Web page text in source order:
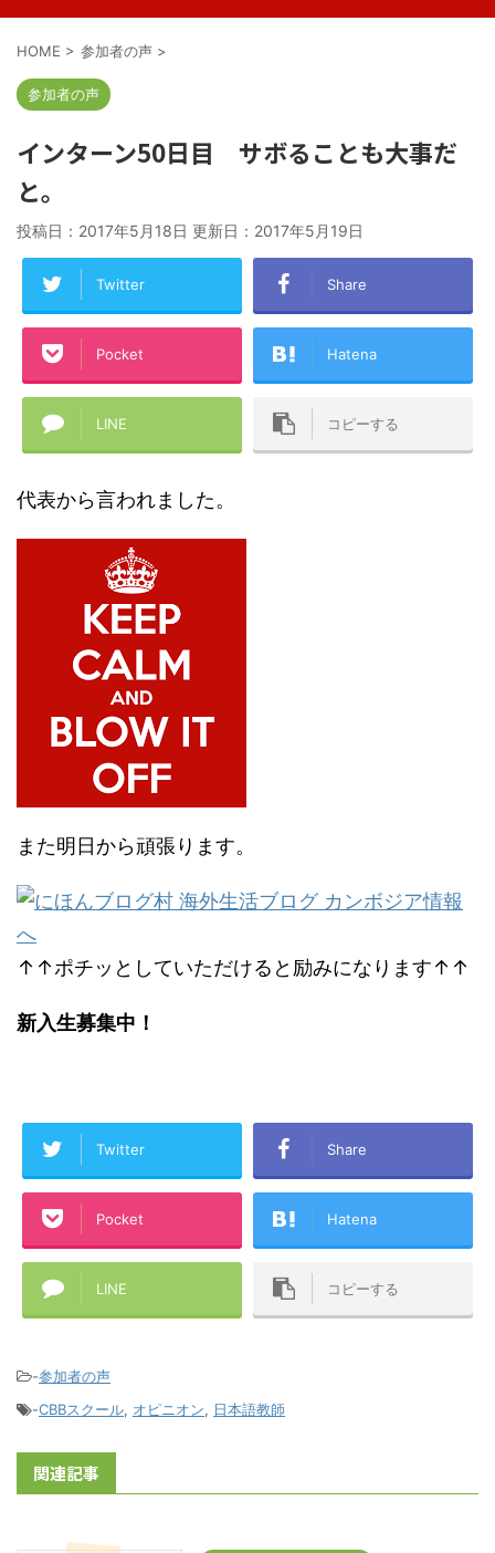
HOME > 参加者の声 >
参加者の声
インターン50日目 サボることも大事だ
と。
投稿日：2017年5月18日 更新日： 2017年5月19日
Twitter Share
Pocket Hatena
LINE コピーする
代表から言われました。
また明日から頑張ります。
↑↑ポチッとしていただけると励みになります↑↑
新入生募集中！
Twitter Share
Pocket Hatena
LINE コピーする
-参加者の声
-CBBスクール, オピニオン, 日本語教師
関連記事